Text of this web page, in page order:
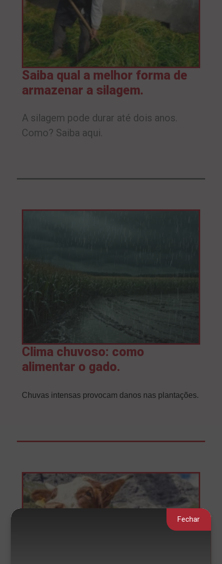
Fechar
Saiba qual a melhor forma de
armazenar a silagem.
A silagem pode durar até dois anos.
Como? Saiba aqui.
Clima chuvoso: como
alimentar o gado.
Chuvas intensas provocam danos nas plantações.